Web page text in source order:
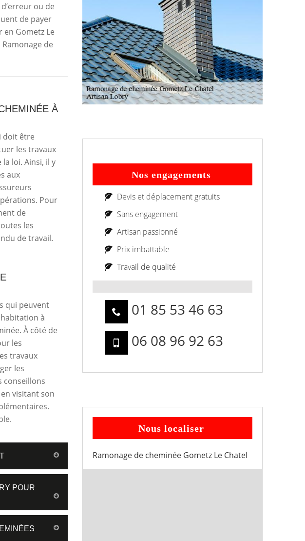
ou de
de payer
en Gometz Le
de
À
doit être
les travaux
loi. Ainsi, il y
aux
Pour
de
les
de travail.
qui peuvent
à
À côté de
les
travaux
les
conseillons
visitant son
POUR
Nos engagements
Devis et déplacement gratuits
Sans engagement
Artisan passionné
Prix imbattable
Travail de qualité
01 85 53 46 63
06 08 96 92 63
Nous localiser
Ramonage de cheminée Gometz Le Chatel